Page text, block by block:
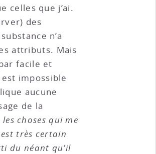
celles que j’ai.
des
n’a
attributs. Mais
facile et
impossible
aucune
de la
choses qui me
très certain
du néant qu’il